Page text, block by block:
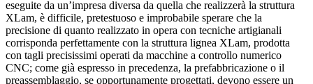
eseguite da un’impresa diversa da quella che realizzerà la struttura
XLam, è difficile, pretestuoso e improbabile sperare che la
precisione di quanto realizzato in opera con tecniche artigianali
corrisponda perfettamente con la struttura lignea XLam, prodotta
con tagli precisissimi operati da macchine a controllo numerico
CNC; come già espresso in precedenza, la prefabbricazione o il
preassemblaggio, se opportunamente progettati, devono essere un